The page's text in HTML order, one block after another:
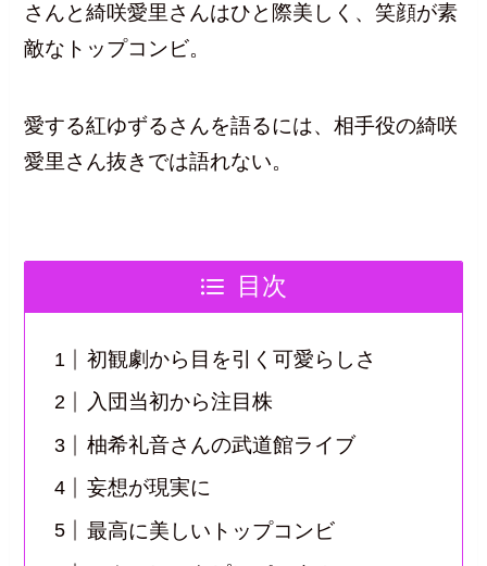
さんと綺咲愛里さんはひと際美しく、笑顔が素
敵なトップコンビ。
愛する紅ゆずるさんを語るには、相手役の綺咲
愛里さん抜きでは語れない。
目次
初観劇から目を引く可愛らしさ
入団当初から注目株
柚希礼音さんの武道館ライブ
妄想が現実に
最高に美しいトップコンビ